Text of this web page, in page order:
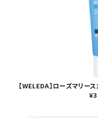
【WELEDA】ローズマリ